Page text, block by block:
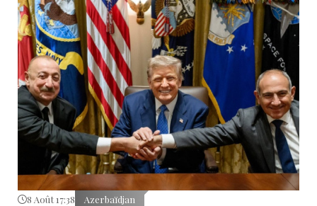
8 Août 17:38 Azerbaïdjan